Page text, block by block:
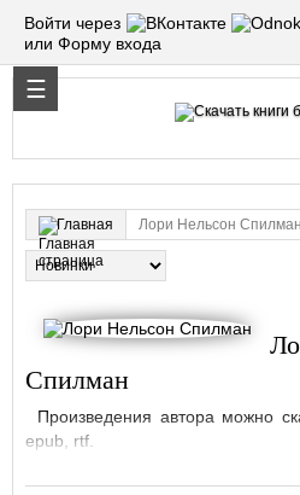
Войти через
или Форму входа
Главная Лори Нельсон Спилман
Спилман
Произведения автора можно
epub, rtf.